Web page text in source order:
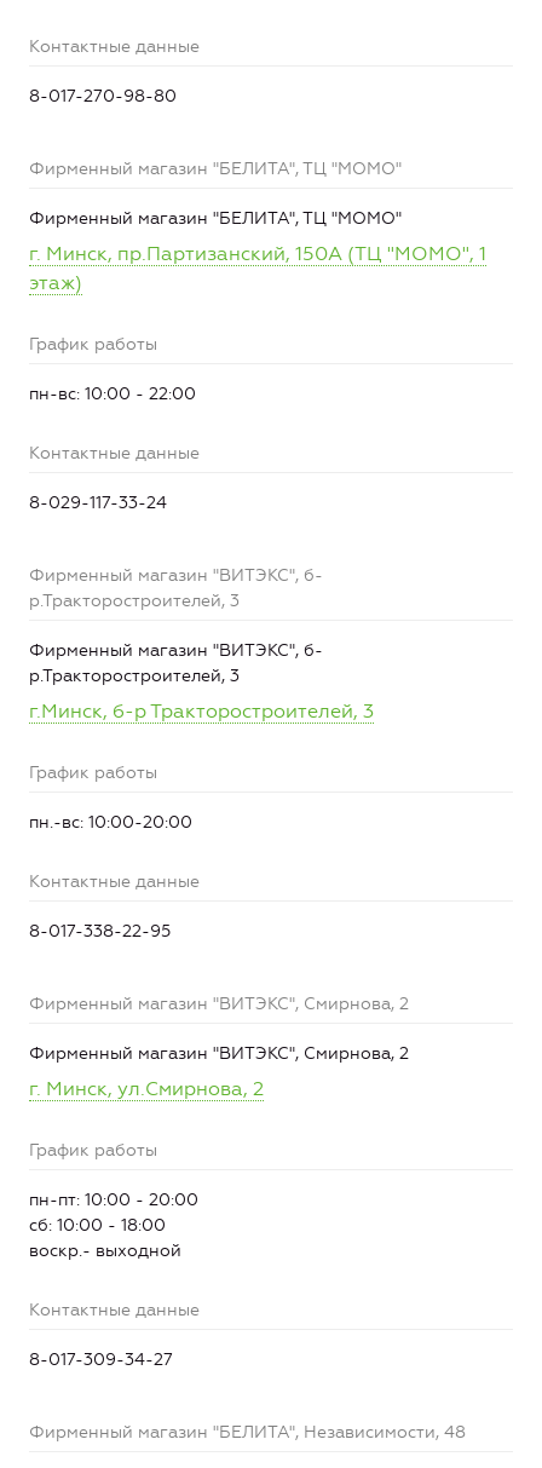
Контактные данные
8-017-270-98-80
Фирменный магазин "БЕЛИТА", ТЦ "МОМО"
Фирменный магазин "БЕЛИТА", ТЦ "МОМО"
г. Минск, пр.Партизанский, 150А (ТЦ "МОМО", 1
этаж)
График работы
пн-вс: 10:00 - 22:00
Контактные данные
8-029-117-33-24
Фирменный магазин "ВИТЭКС", б-
р.Тракторостроителей, 3
Фирменный магазин "ВИТЭКС", б-
р.Тракторостроителей, 3
г.Минск, б-р Тракторостроителей, 3
График работы
пн.-вс: 10:00-20:00
Контактные данные
8-017-338-22-95
Фирменный магазин "ВИТЭКС", Смирнова, 2
Фирменный магазин "ВИТЭКС", Смирнова, 2
г. Минск, ул.Смирнова, 2
График работы
пн-пт: 10:00 - 20:00
сб: 10:00 - 18:00
воскр.- выходной
Контактные данные
8-017-309-34-27
Фирменный магазин "БЕЛИТА", Независимости, 48